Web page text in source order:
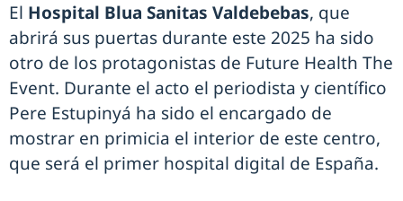
El Hospital Blua Sanitas Valdebebas, que
abrirá sus puertas durante este 2025 ha sido
otro de los protagonistas de Future Health The
Event. Durante el acto el periodista y científico
Pere Estupinyá ha sido el encargado de
mostrar en primicia el interior de este centro,
que será el primer hospital digital de España.